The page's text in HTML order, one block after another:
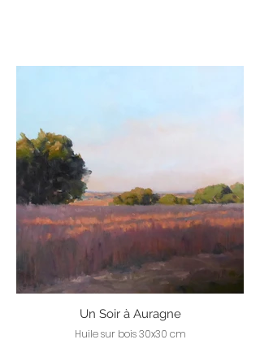
Un Soir à Auragne
Huile sur bois 30x30 cm